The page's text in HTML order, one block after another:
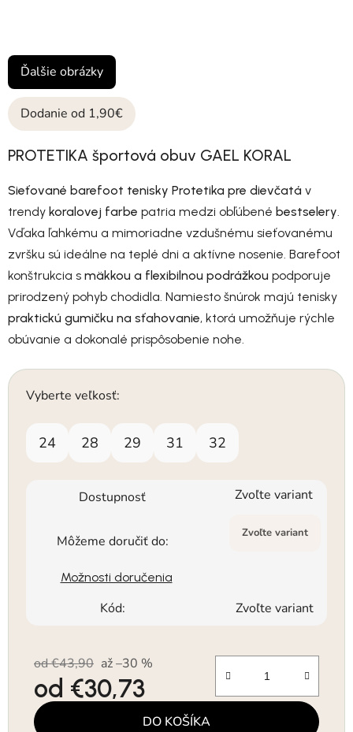
Dodanie od 1,90€
PROTETIKA športová obuv GAEL KORAL
Sieťované barefoot tenisky Protetika pre dievčatá v
trendy koralovej farbe patria medzi obľúbené bestselery.
Vďaka ľahkému a mimoriadne vzdušnému sieťovanému
zvršku sú ideálne na teplé dni a aktívne nosenie. Barefoot
konštrukcia s mäkkou a flexibilnou podrážkou podporuje
prirodzený pohyb chodidla. Namiesto šnúrok majú tenisky
praktickú gumičku na sťahovanie, ktorá umožňuje rýchle
obúvanie a dokonalé prispôsobenie nohe.
Vyberte veľkosť:
24 28 29 31 32
Dostupnosť Zvoľte variant
Môžeme doručiť do: Zvoľte variant
Možnosti doručenia
Kód: Zvoľte variant
od €43,90 až –30 %
od €30,73
Jednotková cena: DO KOŠÍKA
Ďalšie obrázky